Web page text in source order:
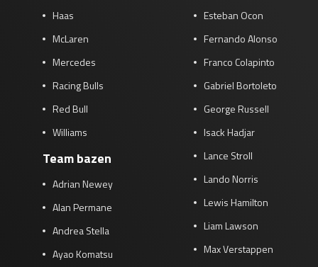
Haas
McLaren
Mercedes
Racing Bulls
Red Bull
Williams
Team bazen
Adrian Newey
Alan Permane
Andrea Stella
Ayao Komatsu
Esteban Ocon
Fernando Alonso
Franco Colapinto
Gabriel Bortoleto
George Russell
Isack Hadjar
Lance Stroll
Lando Norris
Lewis Hamilton
Liam Lawson
Max Verstappen